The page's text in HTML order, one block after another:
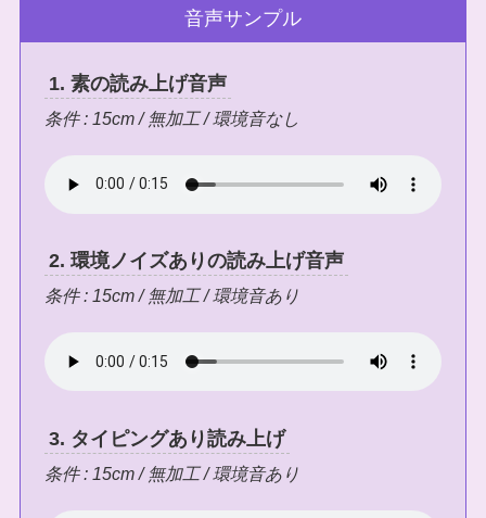
音声サンプル
1. 素の読み上げ音声
条件 : 15cm / 無加工 / 環境音なし
2. 環境ノイズありの読み上げ音声
条件 : 15cm / 無加工 / 環境音あり
3. タイピングあり読み上げ
条件 : 15cm / 無加工 / 環境音あり